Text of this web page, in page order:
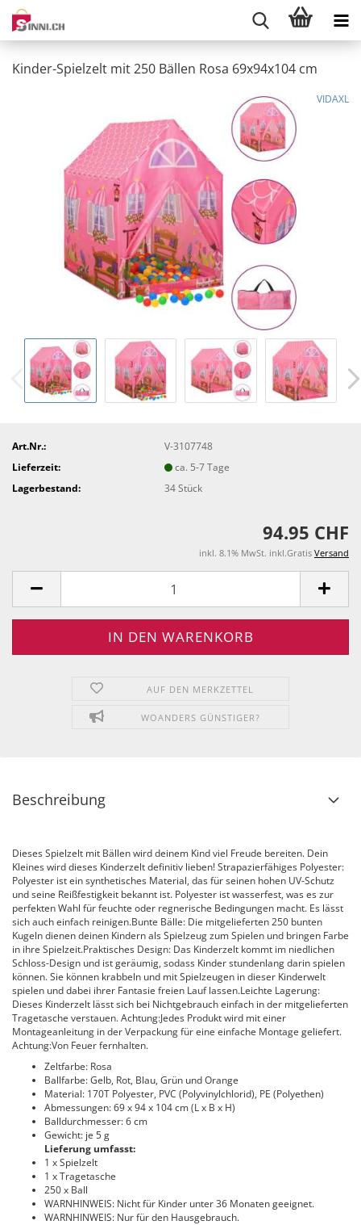
Kinder-Spielzelt mit 250 Bällen Rosa 69x94x104 cm
VIDAXL
Art.Nr.:
V-3107748
Lieferzeit:
ca. 5-7 Tage
Lagerbestand:
34Stück
94.95 CHF
inkl. 8.1% MwSt. inkl.Gratis Versand
AUF DEN MERKZETTEL
WOANDERS GÜNSTIGER?
Beschreibung
Dieses Spielzelt mit Bällen wird deinem Kind viel Freude bereiten. Dein
Kleines wird dieses Kinderzelt definitiv lieben! Strapazierfähiges Polyester:
Polyester ist ein synthetisches Material, das für seinen hohen UV-Schutz
und seine Reißfestigkeit bekannt ist. Polyester ist wasserfest, was es zur
perfekten Wahl für feuchte oder regnerische Bedingungen macht. Es lässt
sich auch einfach reinigen.Bunte Bälle: Die mitgelieferten 250 bunten
Kugeln dienen deinen Kindern als Spielzeug zum Spielen und bringen Farbe
in ihre Spielzeit.Praktisches Design: Das Kinderzelt kommt im niedlichen
Schloss-Design und ist geräumig, sodass Kinder stundenlang darin spielen
können. Sie können krabbeln und mit Spielzeugen in dieser Kinderwelt
spielen und dabei ihrer Fantasie freien Lauf lassen.Leichte Lagerung:
Dieses Kinderzelt lässt sich bei Nichtgebrauch einfach in der mitgelieferten
Tragetasche verstauen. Achtung:Jedes Produkt wird mit einer
Montageanleitung in der Verpackung für eine einfache Montage geliefert.
Achtung:Von Feuer fernhalten.
Zeltfarbe: Rosa
Ballfarbe: Gelb, Rot, Blau, Grün und Orange
Material: 170T Polyester, PVC (Polyvinylchlorid), PE (Polyethen)
Abmessungen: 69 x 94 x 104 cm (L x B x H)
Balldurchmesser: 6 cm
Gewicht: je 5 g
Lieferung umfasst:
1 x Spielzelt
1 x Tragetasche
250 x Ball
WARNHINWEIS: Nicht für Kinder unter 36 Monaten geeignet.
WARNHINWEIS: Nur für den Hausgebrauch.